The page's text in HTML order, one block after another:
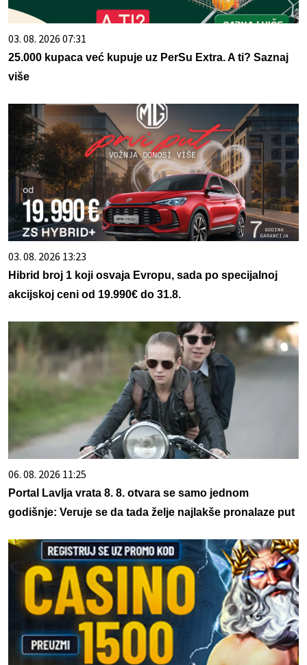
03. 08. 2026 07:31
25.000 kupaca već kupuje uz PerSu Extra. A ti? Saznaj
više
03. 08. 2026 13:23
Hibrid broj 1 koji osvaja Evropu, sada po specijalnoj
akcijskoj ceni od 19.990€ do 31.8.
06. 08. 2026 11:25
Portal Lavlja vrata 8. 8. otvara se samo jednom
godišnje: Veruje se da tada želje najlakše pronalaze put